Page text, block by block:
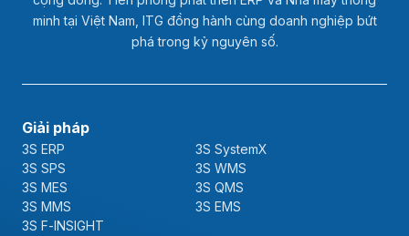
minh tại Việt Nam, ITG đồng hành cùng doanh nghiệp bứt
phá trong kỷ nguyên số.
Giải pháp
3S ERP
3S SystemX
3S SPS
3S WMS
3S MES
3S QMS
3S MMS
3S EMS
3S F-INSIGHT